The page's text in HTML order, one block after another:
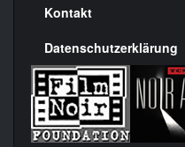
Kontakt
Datenschutzerklärung